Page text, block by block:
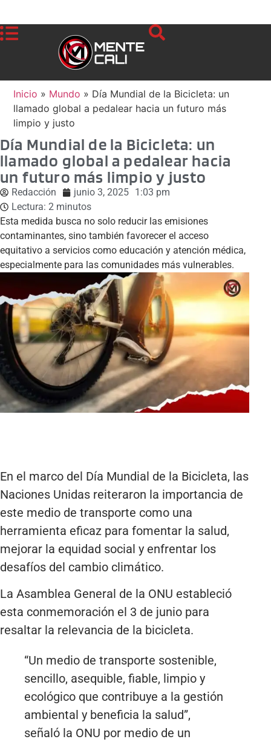
Inicio » Mundo » Día Mundial de la Bicicleta: un
llamado global a pedalear hacia un futuro más
limpio y justo
Día Mundial de la Bicicleta: un
llamado global a pedalear hacia
un futuro más limpio y justo
Redacción junio 3, 2025 1:03 pm
Lectura: 2 minutos
Esta medida busca no solo reducir las emisiones
contaminantes, sino también favorecer el acceso
equitativo a servicios como educación y atención médica,
especialmente para las comunidades más vulnerables.
En el marco del Día Mundial de la Bicicleta, las
Naciones Unidas reiteraron la importancia de
este medio de transporte como una
herramienta eficaz para fomentar la salud,
mejorar la equidad social y enfrentar los
desafíos del cambio climático.
La Asamblea General de la ONU estableció
esta conmemoración el 3 de junio para
resaltar la relevancia de la bicicleta.
“Un medio de transporte sostenible,
sencillo, asequible, fiable, limpio y
ecológico que contribuye a la gestión
ambiental y beneficia la salud”,
señaló la ONU por medio de un